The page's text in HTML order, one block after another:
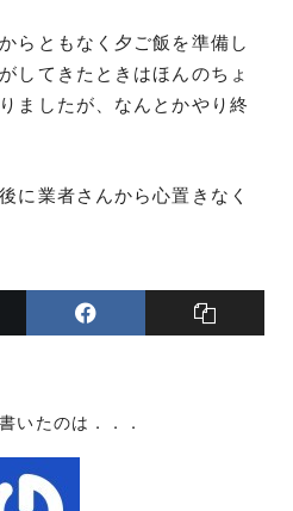
らともなく夕ご飯を準備し
してきたときはほんのちょ
ましたが、なんとかやり終
に業者さんから心置きなく
いたのは．．．